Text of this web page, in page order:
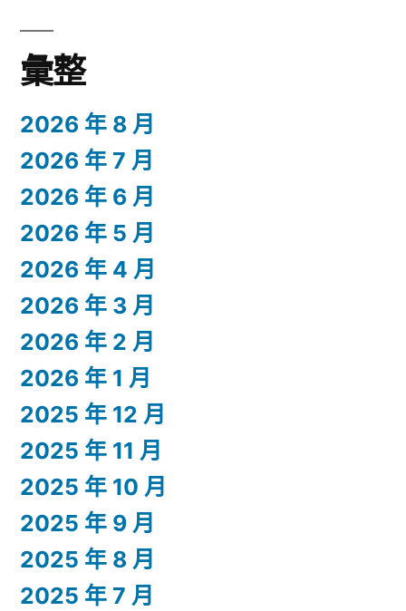
彙整
2026 年 8 月
2026 年 7 月
2026 年 6 月
2026 年 5 月
2026 年 4 月
2026 年 3 月
2026 年 2 月
2026 年 1 月
2025 年 12 月
2025 年 11 月
2025 年 10 月
2025 年 9 月
2025 年 8 月
2025 年 7 月